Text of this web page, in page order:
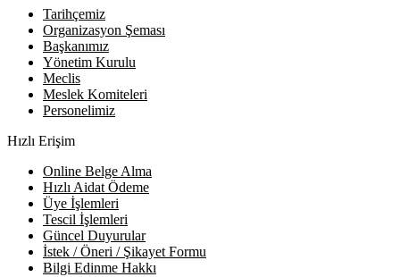
Tarihçemiz
Organizasyon Şeması
Başkanımız
Yönetim Kurulu
Meclis
Meslek Komiteleri
Personelimiz
Hızlı Erişim
Online Belge Alma
Hızlı Aidat Ödeme
Üye İşlemleri
Tescil İşlemleri
Güncel Duyurular
İstek / Öneri / Şikayet Formu
Bilgi Edinme Hakkı